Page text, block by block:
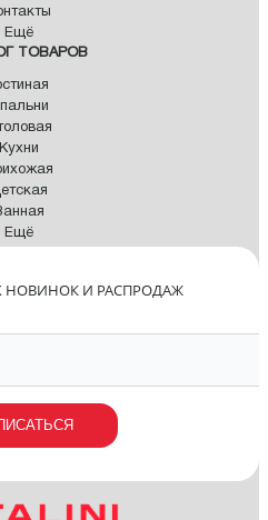
Ещё
ТОВАРОВ
Кухни
Ещё
НОВИНОК И РАСПРОДАЖ